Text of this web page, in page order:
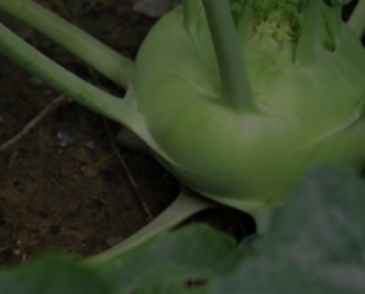
Những người đã mua cảm thấy